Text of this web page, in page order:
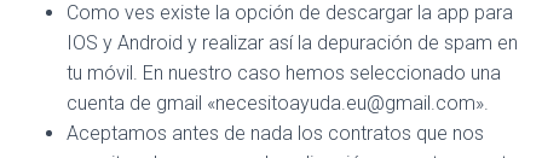
Como ves existe la opción de descargar la app para
IOS y Android y realizar así la depuración de spam en
tu móvil. En nuestro caso hemos seleccionado una
cuenta de gmail «necesitoayuda.eu@gmail.com».
Aceptamos antes de nada los contratos que nos